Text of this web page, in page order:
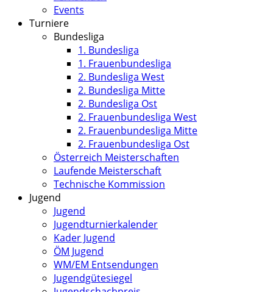
Events
Turniere
Bundesliga
1. Bundesliga
1. Frauenbundesliga
2. Bundesliga West
2. Bundesliga Mitte
2. Bundesliga Ost
2. Frauenbundesliga West
2. Frauenbundesliga Mitte
2. Frauenbundesliga Ost
Österreich Meisterschaften
Laufende Meisterschaft
Technische Kommission
Jugend
Jugend
Jugendturnierkalender
Kader Jugend
ÖM Jugend
WM/EM Entsendungen
Jugendgütesiegel